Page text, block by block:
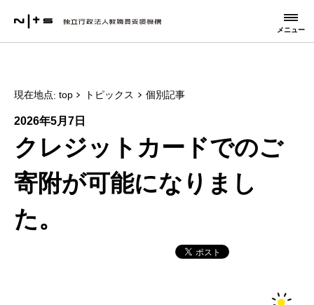
メニュー
現在地点 top トピックス 個別記事
2026年5月7日
クレジットカードでのご
寄附が可能になりまし
た。